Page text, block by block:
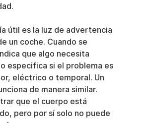
útil es la luz de advertencia
un coche. Cuando se
que algo necesita
especifica si el problema es
eléctrico o temporal. Un
de manera similar.
que el cuerpo está
pero por sí solo no puede